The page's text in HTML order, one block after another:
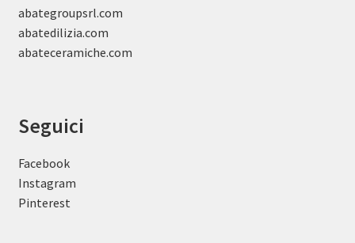
abategroupsrl.com
abatedilizia.com
abateceramiche.com
Seguici
Facebook
Instagram
Pinterest